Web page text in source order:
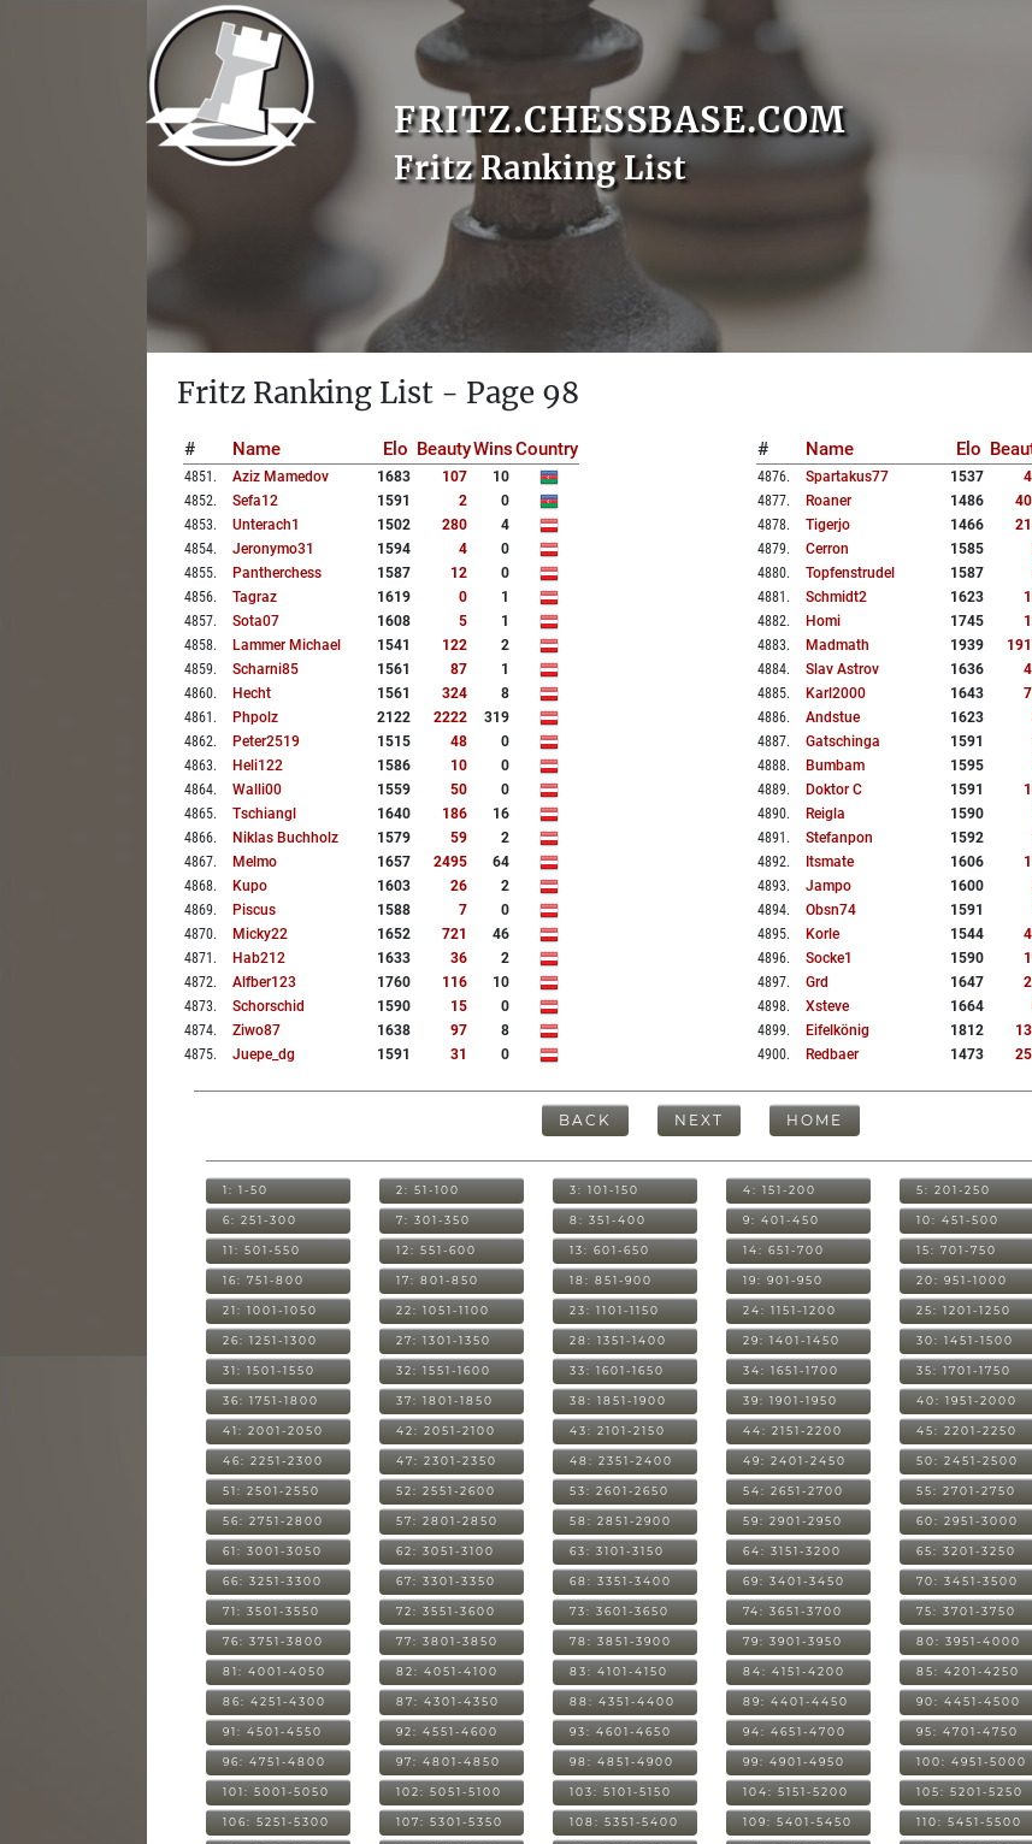
FRITZ.CHESSBASE.COM
Fritz Ranking List
Fritz Ranking List - Page 98
# Name Elo BeautyWinsCountry
4851 . Aziz Mamedov 1683 107
10
4852. Sefa12 1591 2
0
4853. Unterach1 1502 280
4
4854. Jeronymo31 1594 4
0
4855. Pantherchess 1587 12
0
4856. Tagraz 1619 0
1
4857. Sota07 1608 5
1
4858. Lammer Michael 1541 122
2
4859. Scharni85 1561 87
1
4860. Hecht 1561 324
8
4861 . Phpolz 2122 2222
319
4862. Peter2519 1515 48
0
4863. Heli122 1586 10
0
4864. Walli00 1559 50
0
4865. Tschiangl 1640 186
16
4866. Niklas Buchholz 1579 59
2
4867. Melmo 1657 2495
64
4868. Kupo 1603 26
2
4869. Piscus 1588 7
0
4870. Micky22 1652 721
46
4871 . Hab212 1633 36
2
4872. Alfber123 1760 116
10
4873. Schorschid 1590 15
0
4874. Ziwo87 1638 97
8
4875. Juepe_dg 1591 31 0
# Name Elo
4876. Spartakus77 1537
4877. Roaner 1486
4878. Tigerjo 1466
4879. Cerron 1585
4880. Topfenstrudel 1587
4881 . Schmidt2 1623
4882. Homi 1745
4883. Madmath 1939
4884. Slav Astrov 1636
4885. Karl2000 1643
4886. Andstue 1623
4887. Gatschinga 1591
4888. Bumbam 1595
4889. Doktor C 1591
4890. Reigla 1590
4891 . Stefanpon 1592
4892. Itsmate 1606
4893. Jampo 1600
4894. Obsn74 1591
4895. Korle 1544
4896. Socke1 1590
4897. Grd 1647
4898. Xsteve 1664
4899. Eifelkönig 1812
4900. Redbaer 1473
BACK NEXT HOME
1: 1-50 2: 51-100 3: 101-150 4: 151-200 5: 201-250
6: 251-300 7: 301-350 8: 351-400 9: 401-450 10: 451-500
11: 501-550 12: 551-600 13: 601-650 14: 651-700 15: 701-750
16: 751-800 17: 801-850 18: 851-900 19: 901-950 20: 951-1000
21: 1001-1050 22: 1051-1100 23: 1101-1150 24: 1151-1200 25: 1201-1250
26: 1251-1300 27: 1301-1350 28: 1351-1400 29: 1401-1450 30: 1451-1500
31: 1501-1550 32: 1551-1600 33: 1601-1650 34: 1651-1700 35: 1701-1750
36: 1751-1800 37: 1801-1850 38: 1851-1900 39: 1901-1950 40: 1951-2000
41: 2001-2050 42: 2051-2100 43: 2101-2150 44: 2151-2200 45: 2201-2250
46: 2251-2300 47: 2301-2350 48: 2351-2400 49: 2401-2450 50: 2451-2500
51: 2501-2550 52: 2551-2600 53: 2601-2650 54: 2651-2700 55: 2701-2750
56: 2751-2800 57: 2801-2850 58: 2851-2900 59: 2901-2950 60: 2951-3000
61: 3001-3050 62: 3051-3100 63: 3101-3150 64: 3151-3200 65: 3201-3250
66: 3251-3300 67: 3301-3350 68: 3351-3400 69: 3401-3450 70: 3451-3500
71: 3501-3550 72: 3551-3600 73: 3601-3650 74: 3651-3700 75: 3701-3750
76: 3751-3800 77: 3801-3850 78: 3851-3900 79: 3901-3950 80: 3951-4000
81: 4001-4050 82: 4051-4100 83: 4101-4150 84: 4151-4200 85: 4201-4250
86: 4251-4300 87: 4301-4350 88: 4351-4400 89: 4401-4450 90: 4451-4500
91: 4501-4550 92: 4551-4600 93: 4601-4650 94: 4651-4700 95: 4701-4750
96: 4751-4800 97: 4801-4850 98: 4851-4900 99: 4901-4950 100: 4951-5000
101: 5001-5050 102: 5051-5100 103: 5101-5150 104: 5151-5200 105: 5201-5250
106: 5251-5300 107: 5301-5350 108: 5351-5400 109: 5401-5450 110: 5451-5500